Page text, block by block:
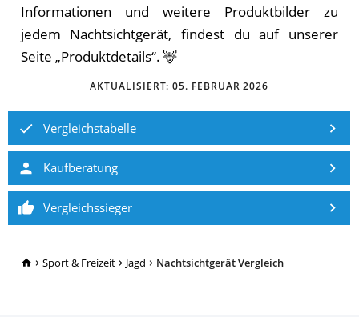
TopRatgeber24.de
Sport & Freizeit Jagd Nachtsichtgerät Vergleich
Informationen und weitere Produktbilder zu
jedem Nachtsichtgerät, findest du auf unserer
Seite „Produktdetails“. 🦌
AKTUALISIERT:05. FEBRUAR 2026
Vergleichstabelle
Kaufberatung
Vergleichssieger